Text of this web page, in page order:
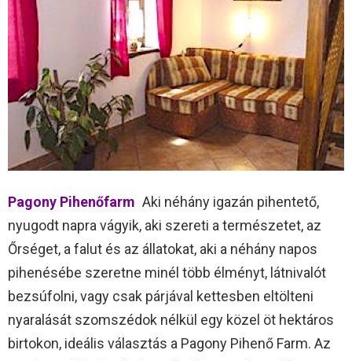
Pagony Pihenőfarm Aki néhány igazán pihentető,
nyugodt napra vágyik, aki szereti a természetet, az
Őrséget, a falut és az állatokat, aki a néhány napos
pihenésébe szeretne minél több élményt, látnivalót
bezsúfolni, vagy csak párjával kettesben eltölteni
nyaralását szomszédok nélkül egy közel öt hektáros
birtokon, ideális választás a Pagony Pihenő Farm. Az